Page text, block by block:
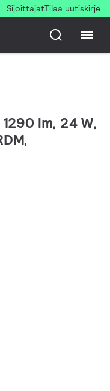
SijoittajatTilaa uutiskirje
lm, 24 W,